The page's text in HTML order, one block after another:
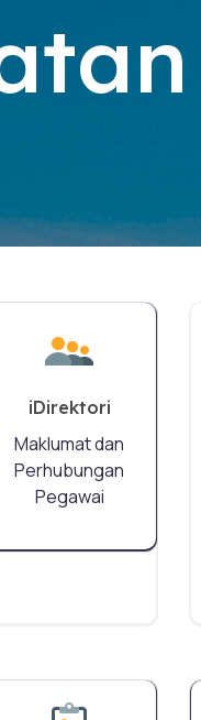
iDirektori
Maklumat dan
Perhubungan
Pegawai